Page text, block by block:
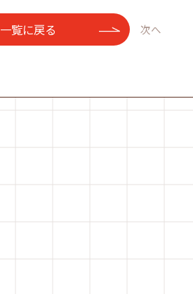
一覧に戻る 次へ